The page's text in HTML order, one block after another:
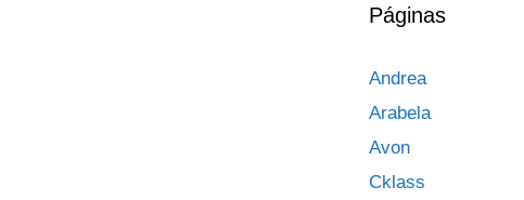
Páginas
Andrea
Arabela
Avon
Cklass